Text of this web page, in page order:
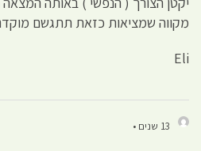
מקווה שמציאות כזאת תתגשם
Eli
13 שנים •